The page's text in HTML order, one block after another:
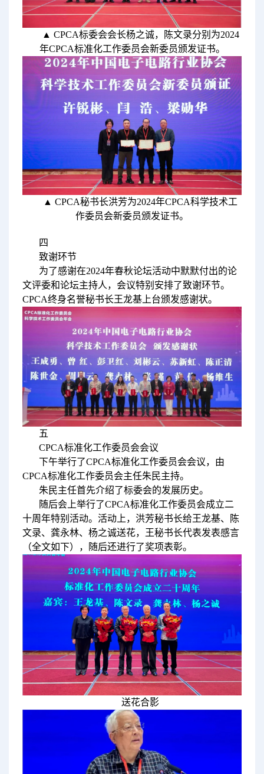
▲ CPCA标委会会长杨之诚，陈文录分别为2024
年CPCA标准化工作委员会新委员颁发证书。
▲ CPCA秘书长洪芳为2024年CPCA科学技术工
作委员会新委员颁发证书。
四
致谢环节
为了感谢在2024年春秋论坛活动中默默付出的论
文评委和论坛主持人，会议特别安排了致谢环节。
CPCA终身名誉秘书长王龙基上台颁发感谢状。
五
CPCA标准化工作委员会会议
下午举行了CPCA标准化工作委员会会议，由
CPCA标准化工作委员会主任朱民主持。
朱民主任首先介绍了标委会的发展历史。
随后会上举行了CPCA标准化工作委员会成立二
十周年特别活动。活动上，洪芳秘书长给王龙基、陈
文录、龚永林、杨之诚送花，王秘书长代表发表感言
（全文如下），随后还进行了奖项表彰。
送花合影